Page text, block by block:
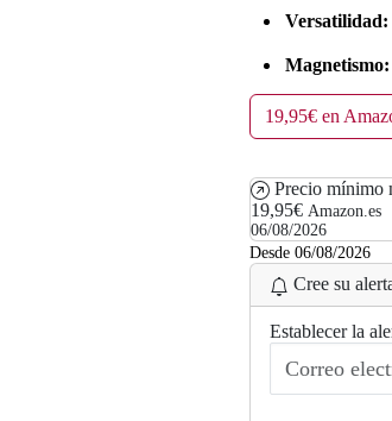
Versatilidad:
Magnetismo:
19,95€ en
Precio mínimo
19,95€ Amazon.es
06/08/2026
Desde 06/08/2026
Cree su
Establecer la